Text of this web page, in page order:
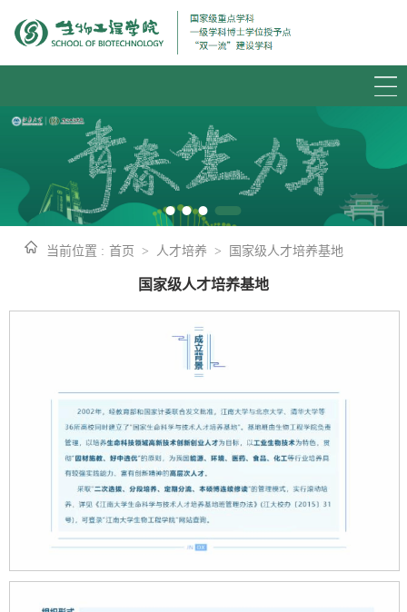
当前位置 : 首页 > 人才培养 > 国家级人才培养基地
国家级人才培养基地